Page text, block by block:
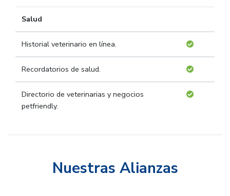
Salud
Historial veterinario en línea.
Recordatorios de salud.
Directorio de veterinarias y negocios
petfriendly.
Nuestras Alianzas